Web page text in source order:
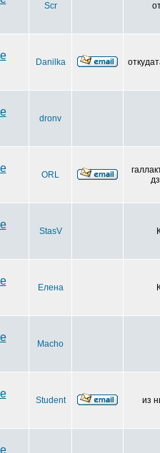
Scr
Danilka
dronv
ORL
StasV
Елена
Macho
Student из